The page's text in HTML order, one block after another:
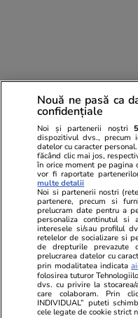
Nouă ne pasă ca
confidențiale
Noi și partenerii noștri
dispozitivul dvs., precum
datelor cu caracter
făcând clic mai jos,
în orice moment pe pagina
vor fi raportate
multe detalii
Noi si partenerii nostri
partenere, precum si
prelucram date pentru a
personaliza continutul si
interesele si/sau profilul
retelelor de socializare si
de drepturile
prelucrarea datelor cu
prin modalitatea indicata
folosirea tuturor
dvs. cu privire la
care colaboram. Prin
INDIVIDUAL” puteti
cele legate de cookie strict